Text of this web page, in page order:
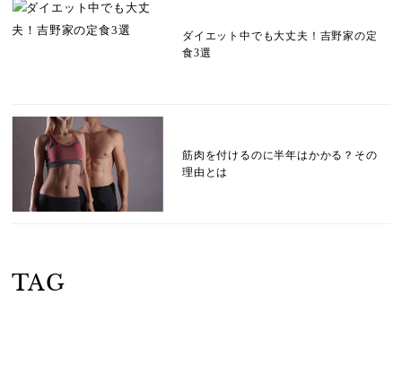
ダイエット中でも大丈夫！吉野家の定
食3選
筋肉を付けるのに半年はかかる？その
理由とは
TAG